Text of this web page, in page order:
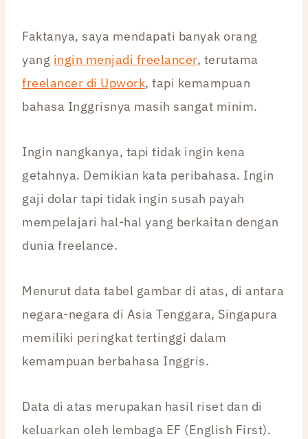
Faktanya, saya mendapati banyak orang
yang ingin menjadi freelancer, terutama
freelancer di Upwork, tapi kemampuan
bahasa Inggrisnya masih sangat minim.
Ingin nangkanya, tapi tidak ingin kena
getahnya. Demikian kata peribahasa. Ingin
gaji dolar tapi tidak ingin susah payah
mempelajari hal-hal yang berkaitan dengan
dunia freelance.
Menurut data tabel gambar di atas, di antara
negara-negara di Asia Tenggara, Singapura
memiliki peringkat tertinggi dalam
kemampuan berbahasa Inggris.
Data di atas merupakan hasil riset dan di
keluarkan oleh lembaga EF (English First).